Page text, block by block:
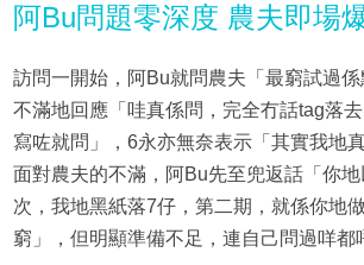
阿Bu問題零深度 農夫即場
訪問一開始，阿Bu就問農夫「最窮試過
不滿地回應「哇真係問，完全冇話tag落
寫咗就問」，6永亦無奈表示「其實我地
面對農夫的不滿，阿Bu先至兜返話「你
次，我地黑紙落7仔，第二期，就係你地
窮」，但明顯準備不足，連自己問過咩都